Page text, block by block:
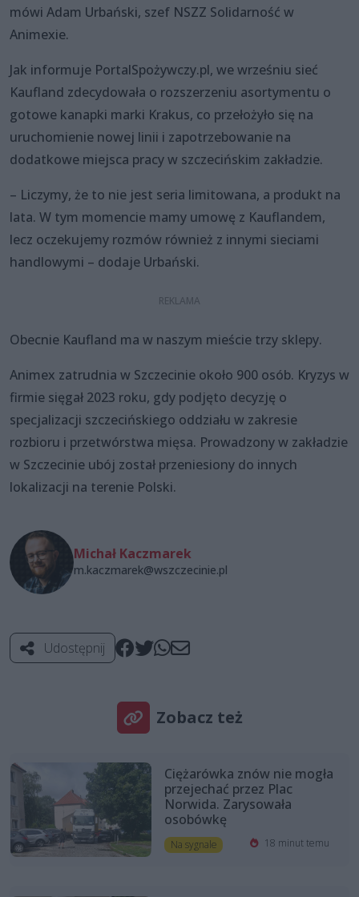
mówi Adam Urbański, szef NSZZ Solidarność w
Animexie.
Jak informuje PortalSpożywczy.pl, we wrześniu sieć
Kaufland zdecydowała o rozszerzeniu asortymentu o
gotowe kanapki marki Krakus, co przełożyło się na
uruchomienie nowej linii i zapotrzebowanie na
dodatkowe miejsca pracy w szczecińskim zakładzie.
– Liczymy, że to nie jest seria limitowana, a produkt na
lata. W tym momencie mamy umowę z Kauflandem,
lecz oczekujemy rozmów również z innymi sieciami
handlowymi – dodaje Urbański.
Obecnie Kaufland ma w naszym mieście trzy sklepy.
Animex zatrudnia w Szczecinie około 900 osób. Kryzys w
firmie sięgał 2023 roku, gdy podjęto decyzję o
specjalizacji szczecińskiego oddziału w zakresie
rozbioru i przetwórstwa mięsa. Prowadzony w zakładzie
w Szczecinie ubój został przeniesiony do innych
lokalizacji na terenie Polski.
Michał Kaczmarek
m.kaczmarek@wszczecinie.pl
Udostępnij
Zobacz też
Ciężarówka znów nie mogła
przejechać przez Plac
Norwida. Zarysowała
osobówkę
Na sygnale 18 minut temu